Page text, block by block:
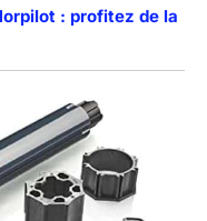
: profitez de la